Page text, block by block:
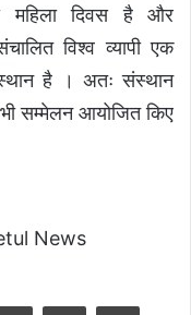
महिला दिवस है और
विश्व व्यापी एक
है । अतः संस्थान
सम्मेलन आयोजित किए
News